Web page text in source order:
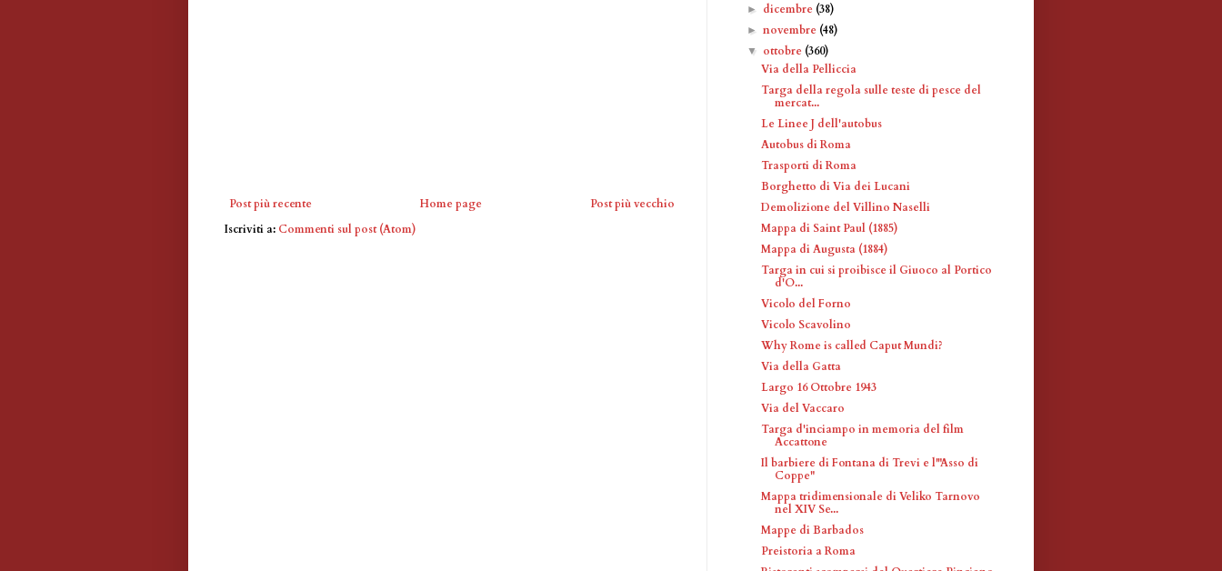
Post più recente Post più vecchio
Home page
Iscriviti a: Commenti sul post (Atom)
► dicembre (38)
►novembre (48)
▼ ottobre (360)
Via della Pelliccia
Targa della regola sulle teste di pesce del
mercat...
Le Linee J dell'autobus
Autobus di Roma
Trasporti di Roma
Borghetto di Via dei Lucani
Demolizione del Villino Naselli
Mappa di Saint Paul (1885)
Mappa di Augusta (1884)
Targa in cui si proibisce il Giuoco al Portico
d'O...
Vicolo del Forno
Vicolo Scavolino
Why Rome is called Caput Mundi?
Via della Gatta
Largo 16 Ottobre 1943
Via del Vaccaro
Targa d'inciampo in memoria del film
Accattone
Il barbiere di Fontana di Trevi e l'"Asso di
Coppe"
Mappa tridimensionale di Veliko Tarnovo
nel XIV Se...
Mappe di Barbados
Preistoria a Roma